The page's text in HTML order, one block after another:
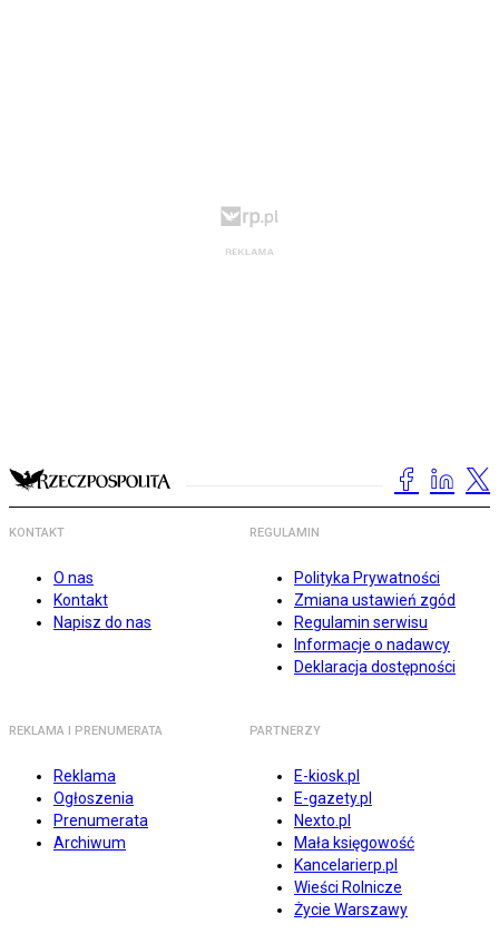
KONTAKT
O nas
Kontakt
Napisz do nas
REGULAMIN
Polityka Prywatności
Zmiana ustawień zgód
Regulamin serwisu
Informacje o nadawcy
Deklaracja dostępności
REKLAMA I PRENUMERATA
Reklama
Ogłoszenia
Prenumerata
Archiwum
PARTNERZY
E-kiosk.pl
E-gazety.pl
Nexto.pl
Mała księgowość
Kancelarierp.pl
Wieści Rolnicze
Życie Warszawy